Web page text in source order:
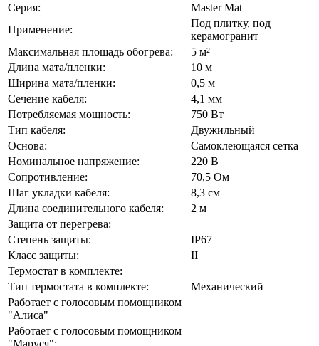
Серия:
Master Mat
Применение:
Под плитку, под
керамогранит
Максимальная площадь обогрева:
5 м²
Длина мата/пленки:
10 м
Ширина мата/пленки:
0,5 м
Сечение кабеля:
4,1 мм
Потребляемая мощность:
750 Вт
Тип кабеля:
Двужильный
Основа:
Самоклеющаяся сетка
Номинальное напряжение:
220 В
Сопротивление:
70,5 Ом
Шаг укладки кабеля:
8,3 см
Длина соединительного кабеля:
2 м
Защита от перегрева:
Степень защиты:
IP67
Класс защиты:
II
Термостат в комплекте:
Тип термостата в комплекте:
Механический
Работает с голосовым помощником
"Алиса"
Работает с голосовым помощником
"Маруся":